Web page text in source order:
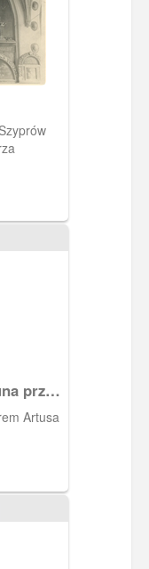
przed
Artusa